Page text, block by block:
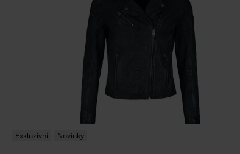
Exkluzivní Novinky